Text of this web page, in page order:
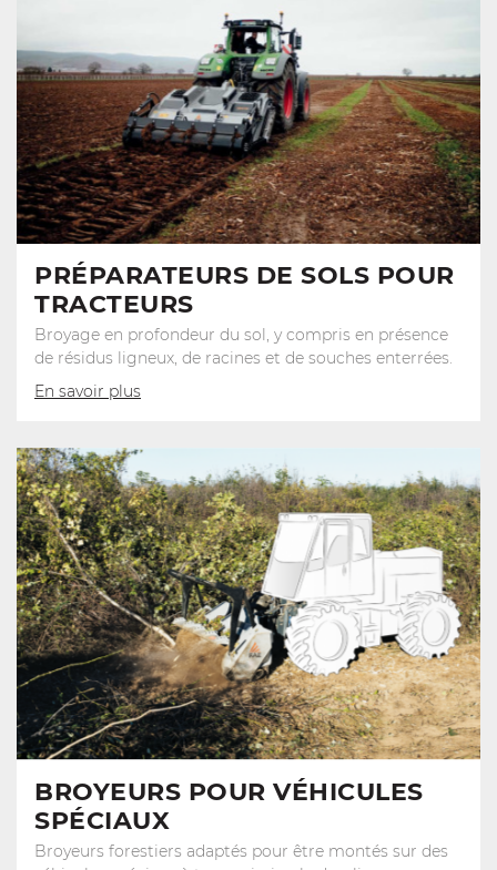
PRÉPARATEURS DE SOLS POUR
TRACTEURS
Broyage en profondeur du sol, y compris en présence
de résidus ligneux, de racines et de souches enterrées.
En savoir plus
BROYEURS POUR VÉHICULES
SPÉCIAUX
Broyeurs forestiers adaptés pour être montés sur des